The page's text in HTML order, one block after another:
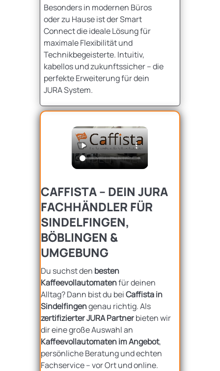
Besonders in modernen Büros
oder zu Hause ist der Smart
Connect die ideale Lösung für
maximale Flexibilität und
Technikbegeisterte. Intuitiv,
kabellos und zukunftssicher – die
perfekte Erweiterung für dein
JURA System.
CAFFISTA – DEIN JURA
FACHHÄNDLER FÜR
SINDELFINGEN,
BÖBLINGEN &
UMGEBUNG
Du suchst den besten
Kaffeevollautomatenfür deinen
Alltag? Dann bist du beiCaffista in
Sindelfingengenau richtig. Als
zertifizierter JURA Partnerbieten wir
dir eine große Auswahl an
Kaffeevollautomaten im Angebot,
persönliche Beratung und echten
Fachservice – vor Ort und online.